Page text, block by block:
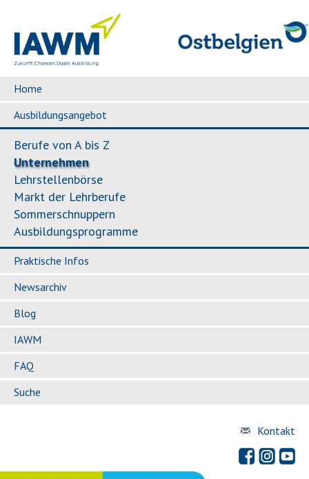
Home
Ausbildungsangebot
Berufe von A bis Z
Unternehmen
Lehrstellenbörse
Markt der Lehrberufe
Sommerschnuppern
Ausbildungsprogramme
Praktische Infos
Newsarchiv
Blog
IAWM
FAQ
Suche
Kontakt